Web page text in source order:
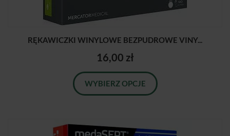
RĘKAWICZKI WINYLOWE BEZPUDROWE VINY...
16,00 zł
WYBIERZ OPCJE